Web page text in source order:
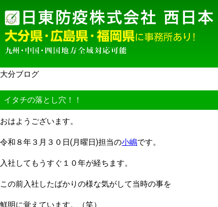
大分ブログ
イタチの落とし穴！！
おはようございます。
令和８年３月３０日(月曜日)担当の小嶋です。
入社してもうすぐ１０年が経ちます。
この前入社したばかりの様な気がして当時の事を
鮮明に覚えています。（笑）